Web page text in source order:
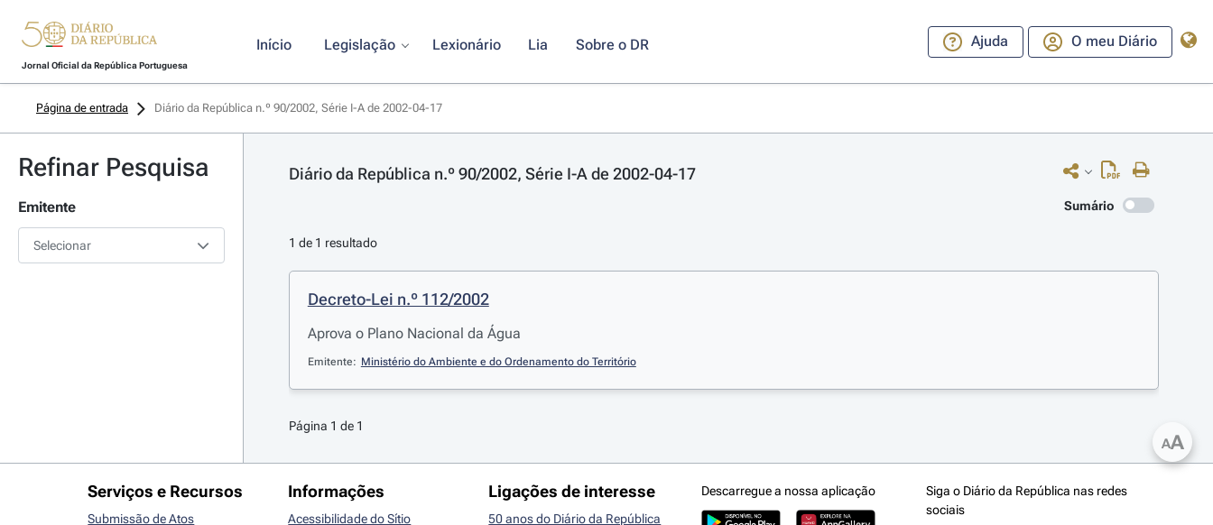
Jornal Oficial da República Portuguesa
Início Legislação Lexionário Lia Sobre o DR Ajuda O meu Diário
Página de entrada Diário da República n.º 90/2002, Série I-A de 2002-04-17
Refinar Pesquisa
Emitente
Selecionar
Diário da República n.º 90/2002, Série I-A de 2002-04-17
Sumário
1 de 1 resultado
Decreto-Lei n.º 112/2002
Aprova o Plano Nacional da Água
Emitente: Ministério do Ambiente e do Ordenamento do Território
Página 1 de 1
AA
Serviços e Recursos
Submissão de Atos
Informações
Acessibilidade do Sítio
Ligações de interesse
50 anos do Diário da República
Descarregue a nossa aplicação
Siga o Diário da República nas redes
sociais